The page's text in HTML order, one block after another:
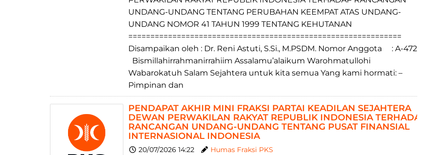
UNDANG-UNDANG TENTANG PERUBAHAN KEEMPAT ATAS UNDANG-
UNDANG NOMOR 41 TAHUN 1999 TENTANG KEHUTANAN
==============================================================
Disampaikan oleh : Dr. Reni Astuti, S.Si., M.PSDM. Nomor Anggota : A-472
Bismillahirrahmanirrahiim Assalamu’alaikum Warohmatullohi
Wabarokatuh Salam Sejahtera untuk kita semua Yang kami hormati: –
Pimpinan dan
PENDAPAT AKHIR MINI FRAKSI PARTAI KEADILAN SEJAHTERA
DEWAN PERWAKILAN RAKYAT REPUBLIK INDONESIA TERHADAP
RANCANGAN UNDANG-UNDANG TENTANG PUSAT FINANSIAL
INTERNASIONAL INDONESIA
20/07/2026 14:22 Humas Fraksi PKS